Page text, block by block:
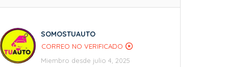
SOMOSTUAUTO
CORREO NO VERIFICADO
Miembro desde julio 4, 2025